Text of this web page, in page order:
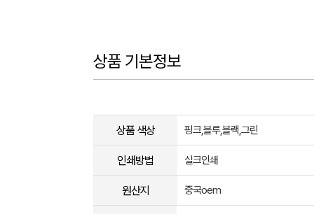
상품 기본정보
상품 색상 핑크,블루,블랙,그린
인쇄방법 실크인쇄
원산지 중국oem